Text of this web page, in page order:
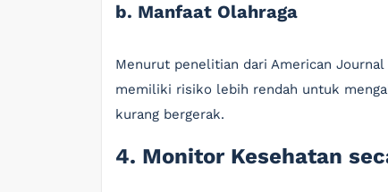
b. Manfaat Olahraga
Menurut penelitian dari American
memiliki risiko lebih rendah untuk
kurang bergerak.
4. Monitor Kesehatan